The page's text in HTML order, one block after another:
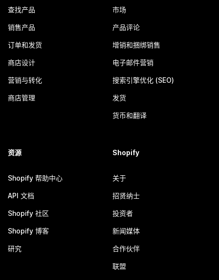
查找产品
销售产品
订单和发货
商店设计
营销与转化
商店管理
市场
产品评论
增销和捆绑销售
电子邮件营销
搜索引擎优化 (SEO)
发货
货币和翻译
资源
Shopify 帮助中心
API 文档
Shopify 社区
Shopify 博客
研究
Shopify
关于
招贤纳士
投资者
新闻媒体
合作伙伴
联盟